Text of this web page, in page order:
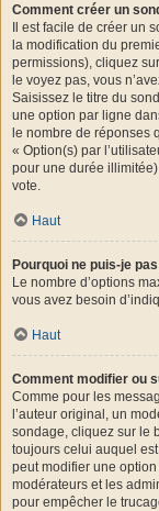
Comment créer un
Il est facile de créer un
la modification du
permissions), cliquez
le voyez pas, vous
Saisissez le titre du
une option par ligne
le nombre de réponses
« Option(s) par
pour une durée
vote.
Haut
Pourquoi ne puis-je
Le nombre d’options
vous avez besoin
Haut
Comment modifier ou
Comme pour les
l’auteur original, un
sondage, cliquez sur le
toujours celui auquel
peut modifier une
modérateurs et les
pour empêcher le